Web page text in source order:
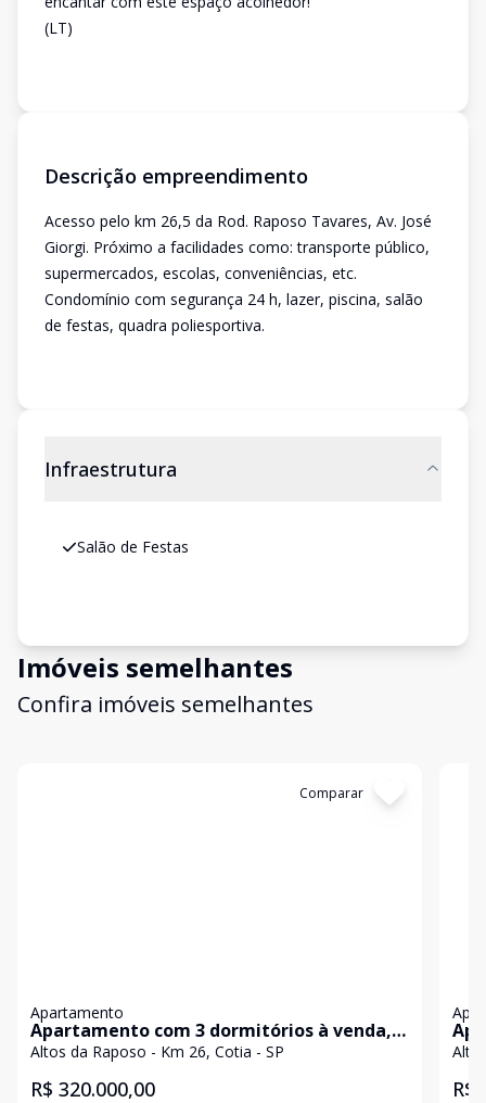
(LT)
Descrição empreendimento
Acesso pelo km 26,5 da Rod. Raposo Tavares, Av. José
Giorgi. Próximo a facilidades como: transporte público,
supermercados, escolas, conveniências, etc.
Condomínio com segurança 24 h, lazer, piscina, salão
de festas, quadra poliesportiva.
Infraestrutura
Salão de Festas
Imóveis semelhantes
Confira imóveis semelhantes
Comparar
Apartamento
Apartamento com 3 dormitórios à venda,
68 m² por R$ 320.000,00 - Granja Viana
Altos da Raposo - Km 26, Cotia - SP
R$ 320.000,00
da
R$